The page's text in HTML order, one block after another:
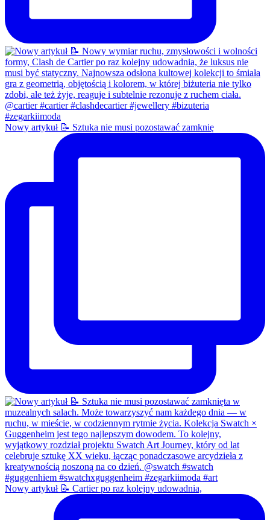
Nowy artykuł 📝 Sztuka nie musi pozostawać zamknię
Nowy artykuł 📝 Cartier po raz kolejny udowadnia,